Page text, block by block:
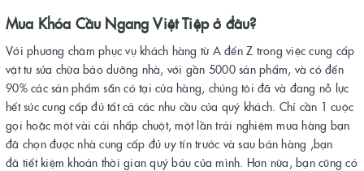
Mua Khóa Cầu Ngang Việt Tiệpở đâu?
Với phương châm phục vụ khách hàng từ A đến Z trong việc cung cấp
vật tư sửa chữa bảo dưỡng nhà, với gần 5000 sản phẩm, và có đến
90% các sản phẩm sẵn có tại cửa hàng, chúng tôi đã và đang nỗ lực
hết sức cung cấp đủ tất cả các nhu cầu của quý khách. Chỉ cần 1 cuộc
gọi hoặc một vài cái nhấp chuột, một lần trải nghiệm mua hàng bạn
đã chọn được nhà cung cấp đủ uy tín trước và sau bán hàng ,bạn
đã tiết kiệm khoản thời gian quý báu của mình. Hơn nữa, bạn cũng có